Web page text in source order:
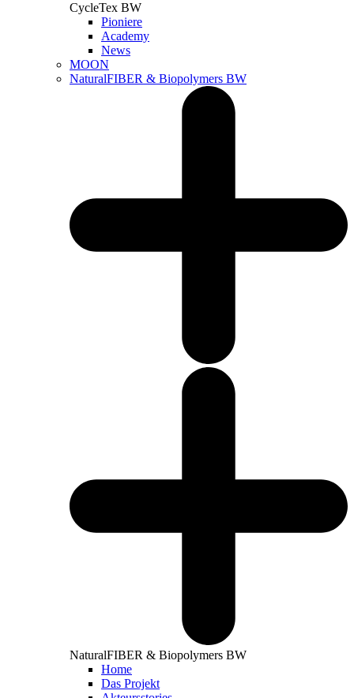
CycleTex BW
Pioniere
Academy
News
MOON
NaturalFIBER & Biopolymers BW
NaturalFIBER & Biopolymers BW
Home
Das Projekt